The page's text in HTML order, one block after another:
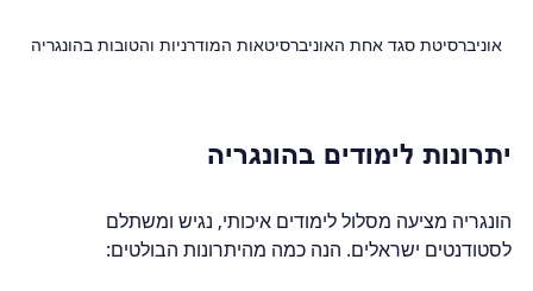
אוניברסיטת סגד אחת האוניברסיטאות המודרניות והטובות בהונגריה
יתרונות לימודים בהונגריה
הונגריה מציעה מסלול לימודים איכותי, נגיש ומשתלם
לסטודנטים ישראלים. הנה כמה מהיתרונות הבולטים: